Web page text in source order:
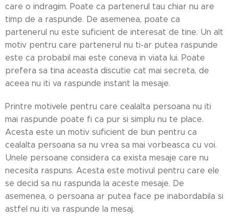
care o indragim. Poate ca partenerul tau chiar nu are
timp de a raspunde. De asemenea, poate ca
partenerul nu este suficient de interesat de tine. Un alt
motiv pentru care partenerul nu ti-ar putea raspunde
este ca probabil mai este coneva in viata lui. Poate
prefera sa tina aceasta discutie cat mai secreta, de
aceea nu iti va raspunde instant la mesaje.
Printre motivele pentru care cealalta persoana nu iti
mai raspunde poate fi ca pur si simplu nu te place.
Acesta este un motiv suficient de bun pentru ca
cealalta persoana sa nu vrea sa mai vorbeasca cu voi.
Unele persoane considera ca exista mesaje care nu
necesita raspuns. Acesta este motivul pentru care ele
se decid sa nu raspunda la aceste mesaje. De
asemenea, o persoana ar putea face pe inabordabila si
astfel nu iti va raspunde la mesaj.